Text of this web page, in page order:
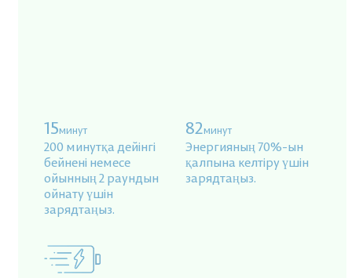
15минут
200 минутқа дейінгі
бейнені немесе
ойынның 2 раундын
ойнату үшін
зарядтаңыз.
82минут
Энергияның 70%-ын
қалпына келтіру үшін
зарядтаңыз.